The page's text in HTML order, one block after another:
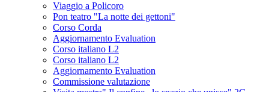
Viaggio a Policoro
Pon teatro "La notte dei gettoni"
Corso Corda
Aggiornamento Evaluation
Corso italiano L2
Corso italiano L2
Aggiornamento Evaluation
Commissione valutazione